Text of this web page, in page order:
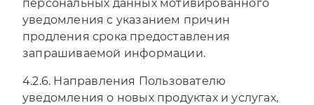
персональных данных мотивированного
уведомления с указанием причин
продления срока предоставления
запрашиваемой информации.
4.2.6. Направления Пользователю
уведомления о новых продуктах и услугах,